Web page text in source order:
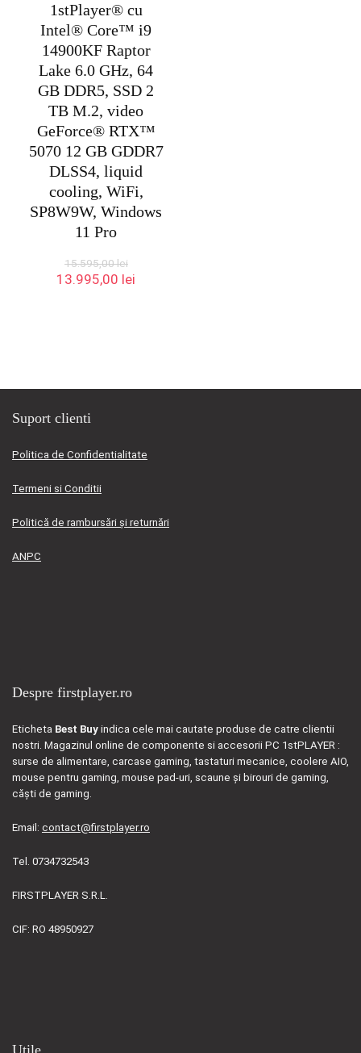
1stPlayer® cu
Intel® Core™ i9
14900KF Raptor
Lake 6.0 GHz, 64
GB DDR5, SSD 2
TB M.2, video
GeForce® RTX™
5070 12 GB GDDR7
DLSS4, liquid
cooling, WiFi,
SP8W9W, Windows
11 Pro
15.595,00lei
Prețul
13.995,00 lei
Suport clienti
Politica de Confidentialitate
Termeni si Conditii
Politică de rambursări și returnări
ANPC
Despre firstplayer.ro
Eticheta Best Buy indica cele mai cautate produse de catre clientii
nostri. Magazinul online de componente si accesorii PC 1stPLAYER :
surse de alimentare, carcase gaming, tastaturi mecanice, coolere AIO,
mouse pentru gaming, mouse pad-uri, scaune și birouri de gaming,
căști de gaming.
Email: contact@firstplayer.ro
Tel. 0734732543
FIRSTPLAYER S.R.L.
CIF: RO 48950927